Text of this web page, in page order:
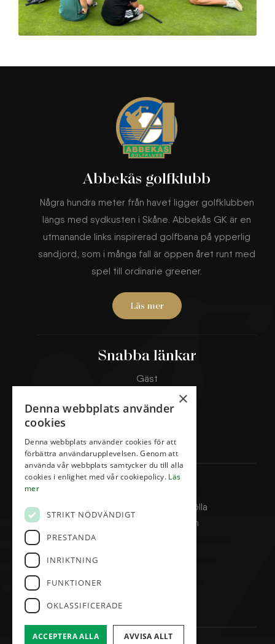
Snabba länkar
Gäst
Boka starttid
Restaurang & Hotell
Abbekås golfklubb
Några hundra meter från havet ligger golfklubben
längs med sydkusten i Skåne. Abbekås GK är en
utmanande links inspirerad golfbana på ypperlig
sandjord, som i många fall är öppen året runt med
spel till ordinarie greener.
Läs mer
Kontakta oss
Abbekås Golfklubb Örmölla
324 Kroppsmarksvägen
×
Denna webbplats använder
cookies
Denna webbplats använder cookies för att
förbättra användarupplevelsen. Genom att
använda vår webbplats samtycker du till alla
cookies i enlighet med vår cookiepolicy. Läs
mer
STRIKT NÖDVÄNDIGT
PRESTANDA
INRIKTNING
FUNKTIONER
OKLASSIFICERADE
ACCEPTERA ALLA AVVISA ALLT